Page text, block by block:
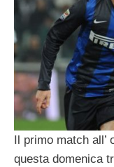
Il primo match
questa domenica